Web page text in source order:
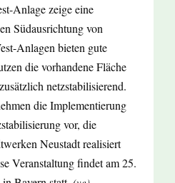
Anlage zeige eine
Südausrichtung von
Anlagen bieten gute
die vorhandene Fläche
netzstabilisierend.
die Implementierung
vor, die
Neustadt realisiert
Veranstaltung findet am 25.